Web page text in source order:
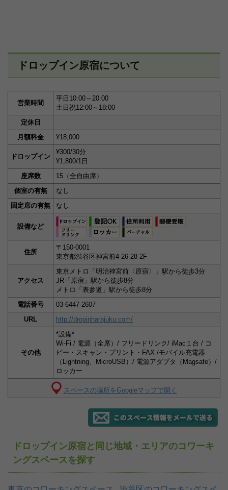
ドロップイン原宿について
営業時間
平日10:00～20:00
土日祝12:00～18:00
定休日
月額料金
¥18,000
ドロップイン
¥300/30分
¥1,800/1日
座席数
15（全自由席）
個室の有無
なし
固定席の有無
なし
設備など
住所
〒150-0001
東京都渋谷区神宮前4-26-28 2F
アクセス
東京メトロ「明治神宮前〈原宿〉」駅から徒歩3分
JR「原宿」駅から徒歩8分
メトロ「表参道」駅から徒歩8分
電話番号
03-6447-2607
URL
http://dropinharajuku.com/
その他
*設備*
Wi-Fi / 電源（全席）/ フリードリンク/ iMac１台 / コ
ピー・スキャン・プリント・FAX /モバイル充電器
（Lightning、MicroUSB）/ 電源アダプタ（Magsafe）/
ロッカー
スペースの場所をGoogleマップで開く
ドロップイン原宿と同じ地域・エリアのコワーキ
ングスペースを探す